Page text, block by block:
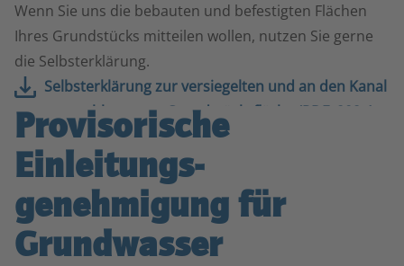
Wenn Sie uns die bebauten und befestigten Flächen
Ihres Grundstücks mitteilen wollen, nutzen Sie gerne
die Selbsterklärung.
Selbsterklärung zur versiegelten und an den Kanal
angeschlossenen Grundstücksfläche (PDF, 292.4
KB)
Provisorische
Einleitungs­­
genehmigung für
Grund­wasser